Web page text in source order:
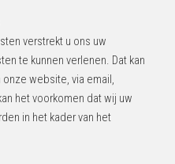
verstrekt u ons uw
te kunnen verlenen. Dat kan
website, via email,
het voorkomen dat wij uw
in het kader van het